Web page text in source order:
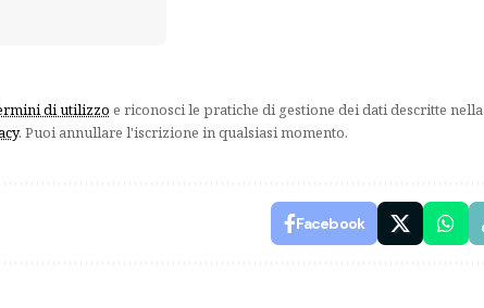
di utilizzo e riconosci le pratiche di gestione dei dati descritte nella
. Puoi annullare l'iscrizione in qualsiasi momento.
Facebook